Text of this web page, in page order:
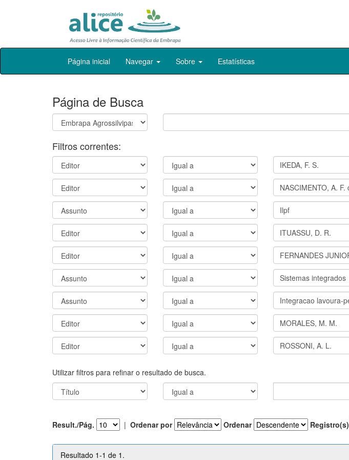
Skip
Página inicial Navegar Sobre Estatísticas
Página de Busca
Filtros correntes:
Utilizar filtros para refinar o resultado de busca.
Result./Pág. | Ordenar por Ordenar Registro(s)
Resultado 1-1 de 1.